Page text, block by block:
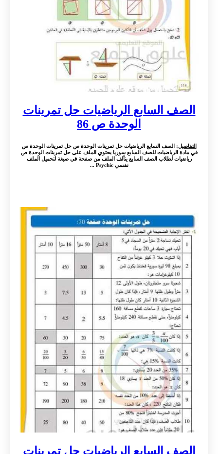
الصف السابع الرياضيات حل تمرينات
الوحدة ص 86
التفاصيل: الصف السابع الرياضيات حل تمرينات الوحدة ص حل تمرينات الوحدة ص
في مادة الرياضيات للصف السابع سوريا يحتوي الملف على حل تمرينات الوحدة ص
رياضيات لطلاب الصف السابع يتألف الملف من صفحة في صيغة لتحميل الملف
نفسي Psychic ...
الصف السابع الرياضيات حل تمرينات